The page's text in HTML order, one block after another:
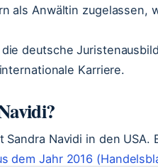
als Anwältin zugelassen,
deutsche
Karriere.
Sandra Navidi in den USA.
dem Jahr 2016